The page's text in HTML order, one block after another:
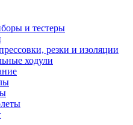
и тестеры
резки и изоляции
ходули